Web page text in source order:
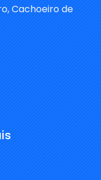
Cachoeiro de